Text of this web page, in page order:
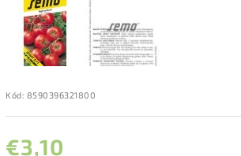
Kód: 8590396321800
€3,10